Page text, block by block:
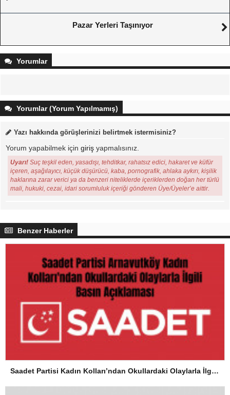
Pazar Yerleri Taşınıyor
Yorumlar
Yorumlar (Yorum Yapılmamış)
Yazı hakkında görüşlerinizi belirtmek istermisiniz?
Yorum yapabilmek için giriş yapmalısınız.
Uyarı! Suç teşkil eden, yasadışı, tehditkar, rahatsız edici, hakaret ve küfür
içeren, aşağılayıcı, küçük düşürücü, kaba, pornografik, ahlaka aykırı, kişilik
haklarına zarar verici ya da benzeri niteliklerde içeriklerden doğan her türlü
mali, hukuki, cezai, idari sorumluluk içeriği gönderen Üye/Üyeler’e aittir.
Benzer Haberler
Saadet Partisi Kadın Kolları’ndan Okullardaki Olaylarla İlgili Basın Açıklaması